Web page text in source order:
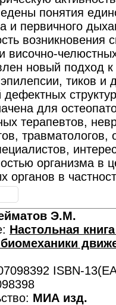
понятия
и первичного
возникновения
височно-
новый подход к
тиков и
дефектных
для
терапевтов,
травматологов,
организма в
органов в
Э.М.
Настольная
ISBN-
МИА изд.